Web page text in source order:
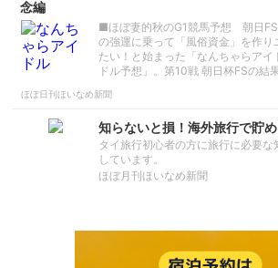
念編
■ほぼ妻的秋のG1競馬予想 朝日
の強運に乗って「風俗資金」を作り
たい！と始まった「なんちゃらアイ
ドル予想」。第10戦 朝日杯FSの結
ほぼ日刊ほいなめ新聞
知らないと損！海外旅行で貯
タイ旅行初心者の方に旅行に必要
しています。
ほぼ月刊ほいなめ新聞